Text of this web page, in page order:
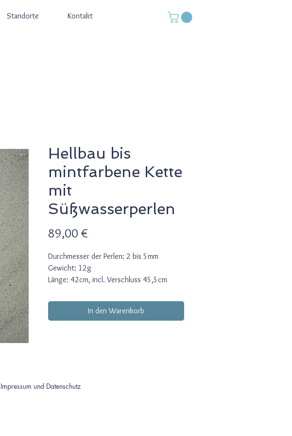
Standorte Kontakt
Hellbau bis
mintfarbene Kette
mit
Süßwasserperlen
89,00 €
Durchmesser der Perlen: 2 bis 5mm
Gewicht: 12g
Länge: 42cm, incl. Verschluss 45,5cm
Hellblaue Calcedon- und Aquamarin-Perlen
Silberperlen eingefügt.
In den Warenkorb
Impressum und Datenschutz